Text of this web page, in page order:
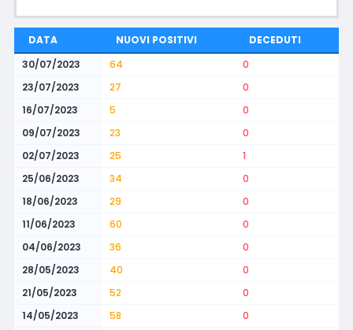
DATA NUOVI POSITIVI
DECEDUTI
30/07/2023
64
0
23/07/2023
27
0
16/07/2023
5
0
09/07/2023
23
0
02/07/2023
25
1
25/06/2023
34
0
18/06/2023
29
0
11/06/2023
60
0
04/06/2023
36
0
28/05/2023
40
0
21/05/2023
52
0
14/05/2023
58
0